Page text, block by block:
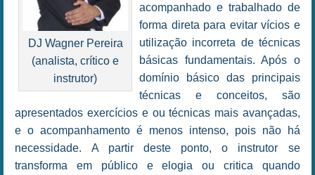
DJ Wagner Pereira
(analista, crítico e
instrutor)
acompanhado e trabalhado de
forma direta para evitar vícios e
utilização incorreta de técnicas
básicas fundamentais. Após o
domínio básico das principais
técnicas e conceitos, são
apresentados exercícios e ou técnicas mais avançadas,
e o acompanhamento é menos intenso, pois não há
necessidade. A partir deste ponto, o instrutor se
transforma em público e elogia ou critica quando